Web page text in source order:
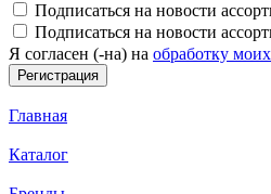
Подписаться на новости
Подписаться на новости
Я согласен (-на) на обработку
Главная
Каталог